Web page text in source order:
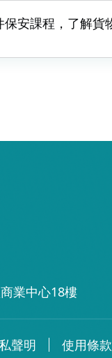
安課程，了解
業中心18樓
聲明 使用條款